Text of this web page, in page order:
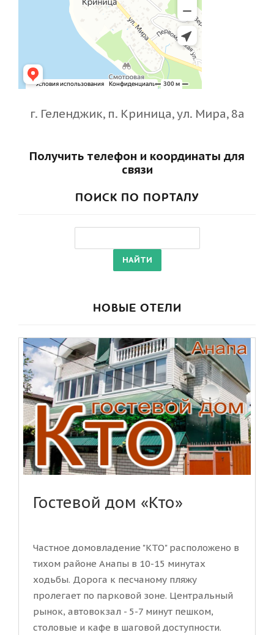
г. Геленджик, п. Криница, ул. Мира, 8а
Получить телефон и координаты для
связи
ПОИСК ПО ПОРТАЛУ
НОВЫЕ ОТЕЛИ
Гостевой дом «Кто»
Частное домовладение "КТО" расположено в
тихом районе Анапы в 10-15 минутах
ходьбы. Дорога к песчаному пляжу
пролегает по парковой зоне. Центральный
рынок, автовокзал - 5-7 минут пешком,
столовые и кафе в шаговой доступности.